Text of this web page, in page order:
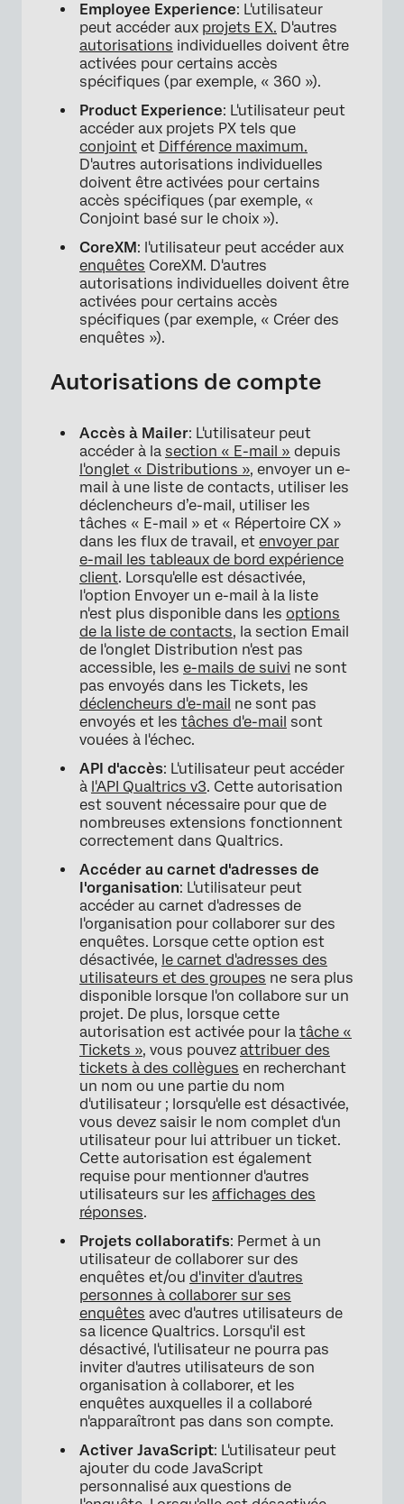
×
Employee Experience: L'utilisateur
peut accéder aux projets EX. D'autres
autorisations individuelles doivent être
activées pour certains accès
spécifiques (par exemple, « 360 »).
Product Experience: L'utilisateur peut
accéder aux projets PX tels que
conjoint et Différence maximum.
D'autres autorisations individuelles
doivent être activées pour certains
accès spécifiques (par exemple, «
Conjoint basé sur le choix »).
CoreXM: l'utilisateur peut accéder aux
enquêtes CoreXM. D'autres
autorisations individuelles doivent être
activées pour certains accès
spécifiques (par exemple, « Créer des
enquêtes »).
Autorisations de compte
Accès à Mailer: L'utilisateur peut
accéder à la section « E-mail » depuis
l'onglet « Distributions », envoyer un e-
mail à une liste de contacts, utiliser les
déclencheurs d’e-mail, utiliser les
tâches « E-mail » et « Répertoire CX »
dans les flux de travail, et envoyer par
e-mail les tableaux de bord expérience
client. Lorsqu'elle est désactivée,
l'option Envoyer un e-mail à la liste
n'est plus disponible dans les options
de la liste de contacts, la section Email
de l'onglet Distribution n'est pas
accessible, les e-mails de suivi ne sont
pas envoyés dans les Tickets, les
déclencheurs d'e-mail ne sont pas
envoyés et les tâches d'e-mail sont
vouées à l'échec.
API d'accès: L'utilisateur peut accéder
à l'API Qualtrics v3. Cette autorisation
est souvent nécessaire pour que de
nombreuses extensions fonctionnent
correctement dans Qualtrics.
Accéder au carnet d'adresses de
l'organisation: L'utilisateur peut
accéder au carnet d'adresses de
l'organisation pour collaborer sur des
enquêtes. Lorsque cette option est
désactivée, le carnet d'adresses des
utilisateurs et des groupes ne sera plus
disponible lorsque l'on collabore sur un
projet. De plus, lorsque cette
autorisation est activée pour la tâche «
Tickets », vous pouvez attribuer des
tickets à des collègues en recherchant
un nom ou une partie du nom
d'utilisateur ; lorsqu'elle est désactivée,
vous devez saisir le nom complet d'un
utilisateur pour lui attribuer un ticket.
Cette autorisation est également
requise pour mentionner d'autres
utilisateurs sur les affichages des
réponses.
Projets collaboratifs: Permet à un
utilisateur de collaborer sur des
enquêtes et/ou d'inviter d'autres
personnes à collaborer sur ses
enquêtes avec d'autres utilisateurs de
sa licence Qualtrics. Lorsqu'il est
désactivé, l'utilisateur ne pourra pas
inviter d'autres utilisateurs de son
organisation à collaborer, et les
enquêtes auxquelles il a collaboré
n'apparaîtront pas dans son compte.
Activer JavaScript: L'utilisateur peut
ajouter du code JavaScript
personnalisé aux questions de